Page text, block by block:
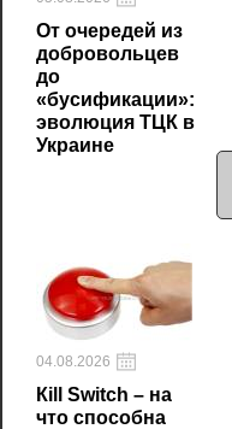
От очередей из
добровольцев
до
«бусификации»:
эволюция ТЦК в
Украине
04.08.2026
Кill Switch – на
что способна